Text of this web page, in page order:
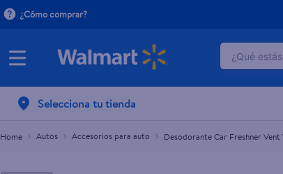
¿Cómo comprar?
¿Qué estás
Selecciona tu tienda
Autos Accesorios para auto Desodorante Car Freshner Vent
Desodorante Car Freshner Vent Wrap
L.100.00